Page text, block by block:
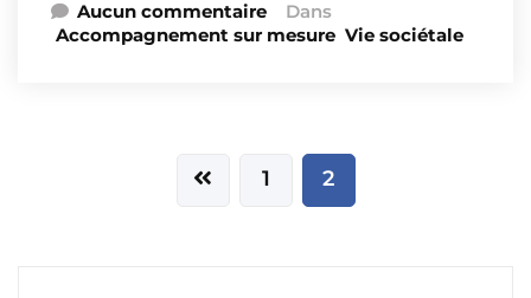
Aucun commentaire
Dans
Accompagnement sur mesure Vie sociétale
1 2